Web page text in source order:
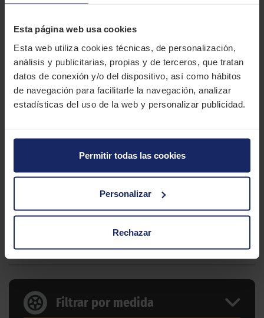
Esta página web usa cookies
Esta web utiliza cookies técnicas, de personalización,
análisis y publicitarias, propias y de terceros, que tratan
datos de conexión y/o del dispositivo, así como hábitos
de navegación para facilitarle la navegación, analizar
estadísticas del uso de la web y personalizar publicidad.
Permitir todas las cookies
Personalizar
Rechazar
DESCRIPCIÓN
MAXXIS RAZR MT772
El Maxxis Razr MT772 es el neumático Mud Terrain insignia de
Maxxis, fabricado para durar y resistir cualquier tipo de abuso.
CARACTERÍSTICAS TÉCNICAS
Verano
Tipo conducción
MAXXIS RAZR MT772
Filtrar por medida